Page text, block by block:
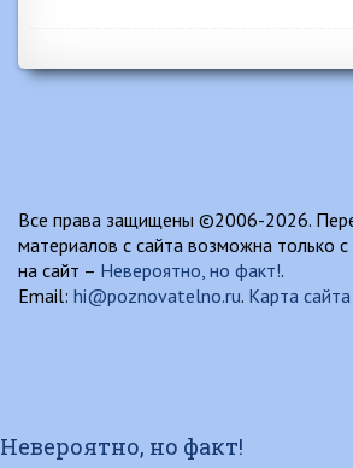
Все права защищены ©2006-2026.
материалов с сайта возможна только с
на сайт – Невероятно, но факт!.
Email: hi@poznovatelno.ru. Карта сайта
Невероятно, но факт!